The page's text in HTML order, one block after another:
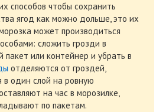
способов чтобы сохранить
ягод как можно дольше, это их
может производиться
сложить грозди в
пакет или контейнер и убрать в
отделяются от гроздей,
в один слой на ровную
на час в морозилке,
по пакетам.